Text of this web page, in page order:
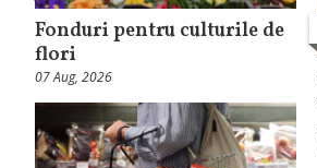
Fonduri pentru culturile de
flori
07 Aug, 2026